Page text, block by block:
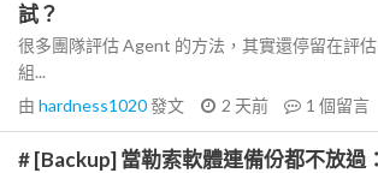
試？
很多團隊評估 Agent 的方法，其實還停留在評
組...
由 hardness1020發文 2 天前 1 個留言
# [Backup] 當勒索軟體連備份都不放過